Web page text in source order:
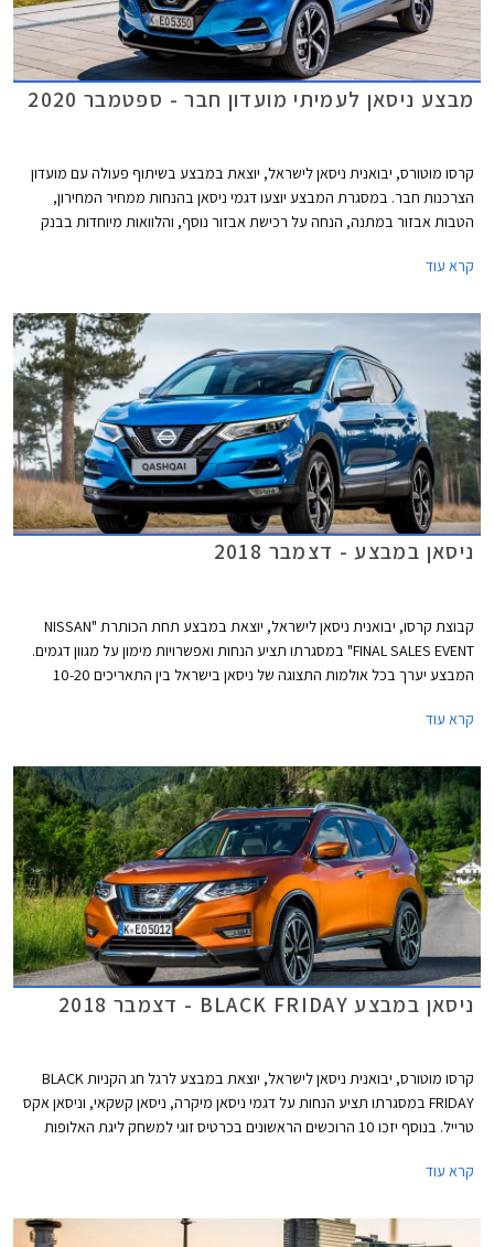
מבצע ניסאן לעמיתי מועדון חבר - ספטמבר 2020
קרסו מוטורס, יבואנית ניסאן לישראל, יוצאת במבצע בשיתוף פעולה עם מועדון
הצרכנות חבר. במסגרת המבצע יוצעו דגמי ניסאן בהנחות ממחיר המחירון,
הטבות אבזור במתנה, הנחה על רכישת אבזור נוסף, והלוואות מיוחדות בבנק
המכונית באמצעות תכנית המימון חבר ליס עם חלוקת תשלומים בדומה לעסקת
11.09.2020-30.10.2020.
קרא עוד
ניסאן במבצע - דצמבר 2018
קבוצת קרסו, יבואנית ניסאן לישראל, יוצאת במבצע תחת הכותרת "NISSAN
FINAL SALES EVENT" במסגרתו תציע הנחות ואפשרויות מימון על מגוון דגמים.
המבצע יערך בכל אולמות התצוגה של ניסאן בישראל בין התאריכים 10-20
קרא עוד
ניסאן במבצע BLACK FRIDAY - דצמבר 2018
קרסו מוטורס, יבואנית ניסאן לישראל, יוצאת במבצע לרגל חג הקניות BLACK
FRIDAY במסגרתו תציע הנחות על דגמי ניסאן מיקרה, ניסאן קשקאי, וניסאן אקס
טרייל. בנוסף יזכו 10 הרוכשים הראשונים בכרטיס זוגי למשחק ליגת האלופות
קרא עוד